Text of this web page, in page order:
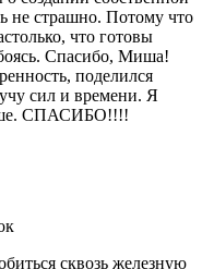
не страшно. Потому что
что готовы
Спасибо, Миша!
поделился
сил и времени. Я
СПАСИБО!!!!
сквозь железную